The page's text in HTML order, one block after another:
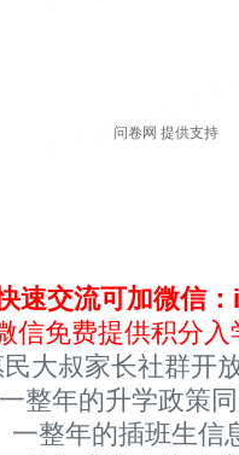
速交流可加微信
信免费提供积分
大叔家长社群开
整年的升学政策
一整年的插班生信